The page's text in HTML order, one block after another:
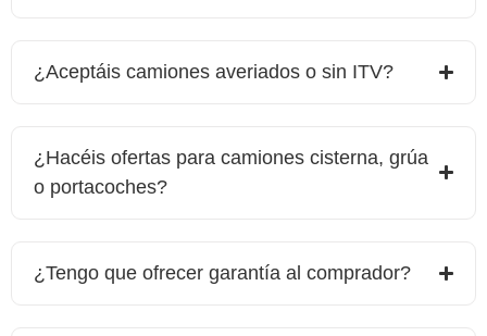
¿Aceptáis camiones averiados o sin ITV?
¿Hacéis ofertas para camiones cisterna, grúa
o portacoches?
¿Tengo que ofrecer garantía al comprador?